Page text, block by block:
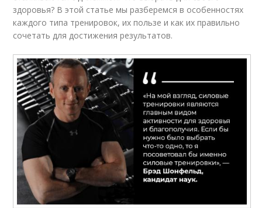
здоровья? В этой статье мы разберемся в особенностях
каждого типа тренировок, их пользе и как их правильно
сочетать для достижения результатов.